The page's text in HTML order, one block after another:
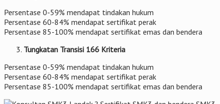
Persentase 0-59% mendapat tindakan hukum
Persentase 60-84% mendapat sertifikat perak
Persentase 85-100% mendapat sertifikat emas dan bendera
Tungkatan Transisi 166 Kriteria
Persentase 0-59% mendapat tindakan hukum
Persentase 60-84% mendapat sertifikat perak
Persentase 85-100% mendapat sertifikat emas dan bendera